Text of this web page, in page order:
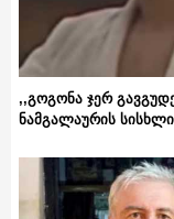
,,გოგონა ჯერ
ნამგალაურის